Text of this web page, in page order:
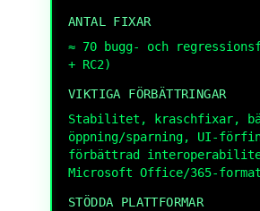
ANTAL FIXAR
≈ 70 bugg- och
+ RC2)
VIKTIGA FÖRBÄTTRINGAR
Stabilitet, kraschfixar,
öppning/sparning, UI-
förbättrad
Microsoft Office/365-format
STÖDDA PLATTFORMAR